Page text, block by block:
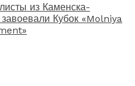
из Каменска-
Кубок «Molniya